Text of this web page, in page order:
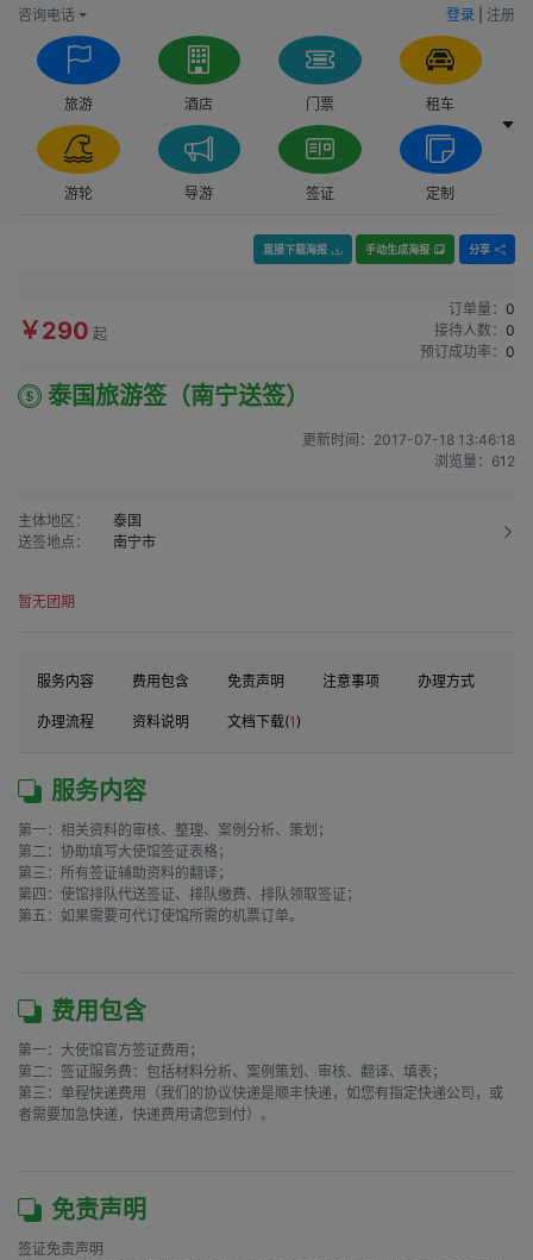
咨询电话 登录 注册
旅游 酒店 门票 租车
游轮 导游 签证 定制
直接下载海报 手动生成海报 分享
￥290 起
订单量： 0
接待人数： 0
预订成功率： 0
泰国旅游签（南宁送签）
更新时间： 2017-07-18 13:46:18
浏览量： 612
主体地区：
泰国
送签地点：
南宁市
暂无团期
服务内容 费用包含 免责声明 注意事项 办理方式
办理流程 资料说明 文档下载(1 )
服务内容
第一：相关资料的审核、整理、案例分析、策划；
第二：协助填写大使馆签证表格；
第三：所有签证辅助资料的翻译；
第四：使馆排队代送签证、排队缴费、排队领取签证；
第五：如果需要可代订使馆所需的机票订单。
费用包含
第一：大使馆官方签证费用；
第二：签证服务费：包括材料分析、案例策划、审核、翻译、填表；
第三：单程快递费用（我们的协议快递是顺丰快递，如您有指定快递公司，或
者需要加急快递，快递费用请您到付）。
免责声明
签证免责声明